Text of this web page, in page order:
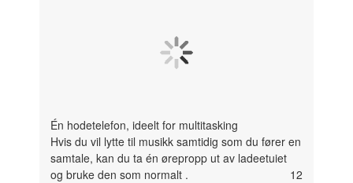
Én hodetelefon, ideelt for multitasking
Hvis du vil lytte til musikk samtidig som du fører en
samtale, kan du ta én ørepropp ut av ladeetuiet
og bruke den som normalt
12
.